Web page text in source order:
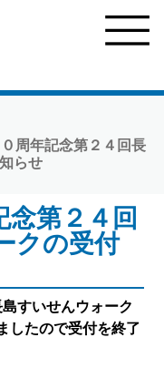
周年記念第２４回長
らせ
念第２４回
クの受付
すいせんウォーク
したので受付を終了